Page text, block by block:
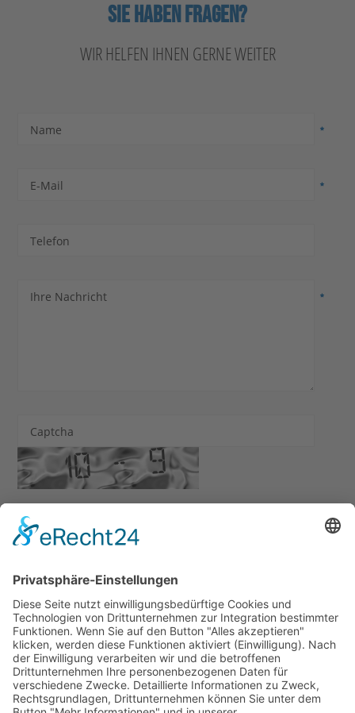
SIE HABEN FRAGEN?
WIR HELFEN IHNEN GERNE WEITER
Name
E-Mail
Telefon
Ihre Nachricht
Captcha
Ich habe die
genommen. Ich stimme zu, dass meine Angaben und Daten
und gespeichert werden.